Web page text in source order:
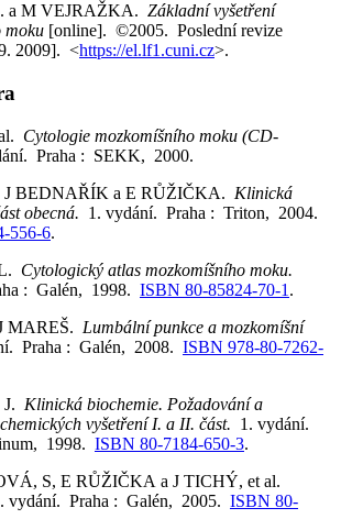
a M VEJRAŽKA. Základní vyšetření
moku [online]. ©2005. Poslední revize
2009]. <https://el.lf1.cuni.cz>.
Cytologie mozkomíšního moku (CD-
Praha : SEKK, 2000.
BEDNAŘÍK a E RŮŽIČKA. Klinická
obecná. 1. vydání. Praha : Triton, 2004.
556-6.
Cytologický atlas mozkomíšního moku.
: Galén, 1998. ISBN 80-85824-70-1 .
MAREŠ. Lumbální punkce a mozkomíšní
Praha : Galén, 2008. ISBN 978-80-7262-
Klinická biochemie. Požadování a
vyšetření I. a II. část. 1. vydání.
1998. ISBN 80-7184-650-3.
S, E RŮŽIČKA a J TICHÝ, et al.
vydání. Praha : Galén, 2005. ISBN 80-